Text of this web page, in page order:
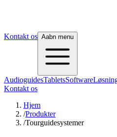
Kontakt os Aabn menu
AudioguidesTabletsSoftware
Kontakt os
Hjem
/Produkter
/Tourguidesystemer